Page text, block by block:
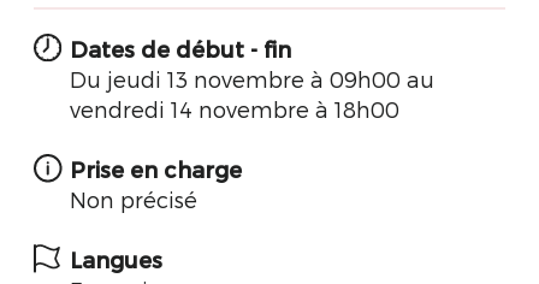
Dates de début - fin
Du jeudi 13 novembre à 09h00 au
vendredi 14 novembre à 18h00
Prise en charge
Non précisé
Langues